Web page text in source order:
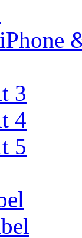
3
4
5